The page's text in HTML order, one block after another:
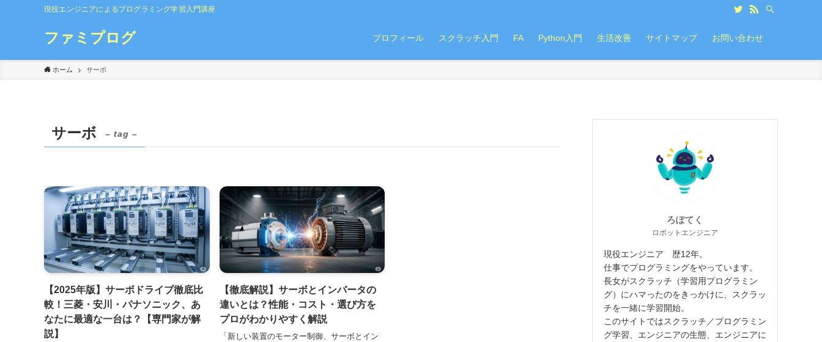
現役エンジニアによるプログラミング学習入門講座
ファミプログ プロフィール スクラッチ入門 FA Python入門 生活改善 サイトマップ お問い合わせ
ホーム サーボ
サーボ – tag –
【2025年版】サーボドライブ徹底比
較！三菱・安川・パナソニック、あ
なたに最適な一台は？【専門家が解
説】
【徹底解説】サーボとインバータの
違いとは？性能・コスト・選び方を
プロがわかりやすく解説
「新しい装置のモーター制御、サーボとイン
ろぼてく
ロボットエンジニア
現役エンジニア 歴12年。
仕事でプログラミングをやっています。
長女がスクラッチ（学習用プログラミン
グ）にハマったのをきっかけに、スクラッ
チを一緒に学習開始。
このサイトではスクラッチ／プログラミン
グ学習、エンジニアの生態、エンジニアに